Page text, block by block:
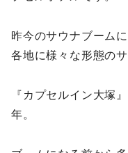
昨今のサウナブーム
各地に様々な形態の
『カプセルイン大塚
年。